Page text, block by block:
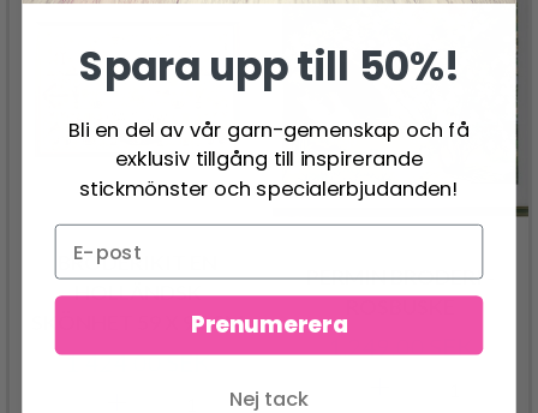
BRODERIKIT EN
HOLLÄNDSK
SKÖNHET 59 X 96 CM
1,424.00 SEK
PERMIN BRODERI -
1,249.00 SEK
Spara upp till 50%!
Bli en del av vår garn-gemenskap och få
exklusiv tillgång till inspirerande
stickmönster och specialerbjudanden!
Prenumerera
Nej tack